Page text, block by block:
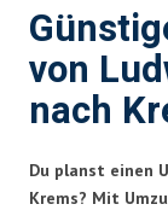
von
nach
Du planst einen
Krems? Mit